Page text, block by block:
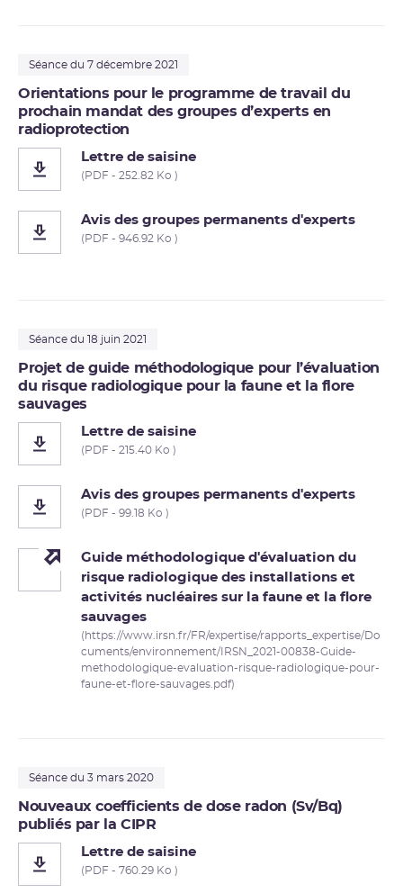
Séance du 7 décembre 2021
Orientations pour le programme de travail du
prochain mandat des groupes d’experts en
radioprotection
Lettre de saisine
(PDF - 252.82 Ko )
Avis des groupes permanents d'experts
(PDF - 946.92 Ko )
Séance du 18 juin 2021
Projet de guide méthodologique pour l’évaluation
du risque radiologique pour la faune et la flore
sauvages
Lettre de saisine
(PDF - 215.40 Ko )
Avis des groupes permanents d'experts
(PDF - 99.18 Ko )
Guide méthodologique d'évaluation du
risque radiologique des installations et
activités nucléaires sur la faune et la flore
sauvages
(https://www.irsn.fr/FR/expertise/rapports_expertise/Do
cuments/environnement/IRSN_2021-00838-Guide-
methodologique-evaluation-risque-radiologique-pour-
faune-et-flore-sauvages.pdf)
Séance du 3 mars 2020
Nouveaux coefficients de dose radon (Sv/Bq)
publiés par la CIPR
Lettre de saisine
(PDF - 760.29 Ko )